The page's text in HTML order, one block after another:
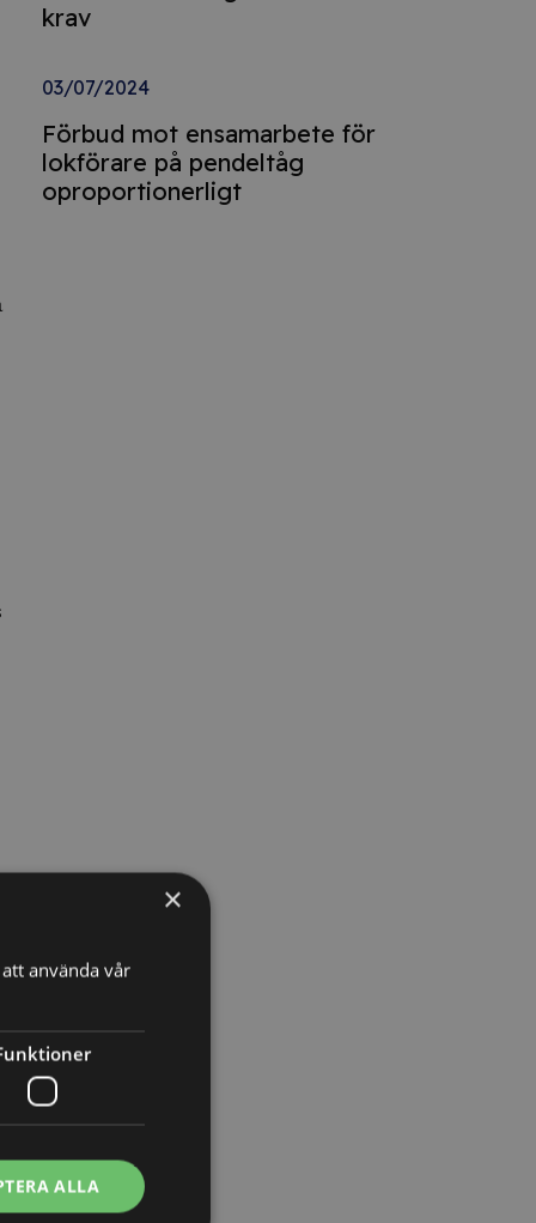
krav
03/07/2024
Förbud mot ensamarbete för
lokförare på pendeltåg
oproportionerligt
×
använda vår
ALLA